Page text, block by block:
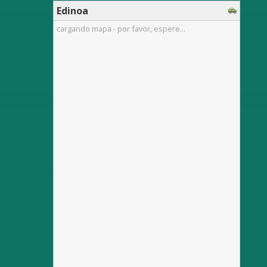
Edinoa
cargando mapa - por favor, espere...